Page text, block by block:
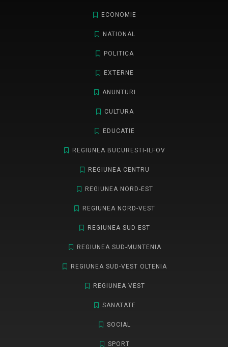
ECONOMIE
NATIONAL
POLITICA
EXTERNE
ANUNTURI
CULTURA
EDUCATIE
REGIUNEA BUCURESTI-ILFOV
REGIUNEA CENTRU
REGIUNEA NORD-EST
REGIUNEA NORD-VEST
REGIUNEA SUD-EST
REGIUNEA SUD-MUNTENIA
REGIUNEA SUD-VEST OLTENIA
REGIUNEA VEST
SANATATE
SOCIAL
SPORT